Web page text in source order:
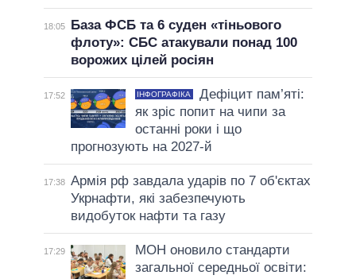
18:05
База ФСБ та 6 суден «тіньового
флоту»: СБС атакували понад 100
ворожих цілей росіян
17:52 ІНФОГРАФІКА
Дефіцит пам’яті:
як зріс попит на чипи за
останні роки і що
прогнозують на 2027-й
17:38 Армія рф завдала ударів по 7 об'єктах
Укрнафти, які забезпечують
видобуток нафти та газу
17:29
МОН оновило стандарти
загальної середньої освіти: